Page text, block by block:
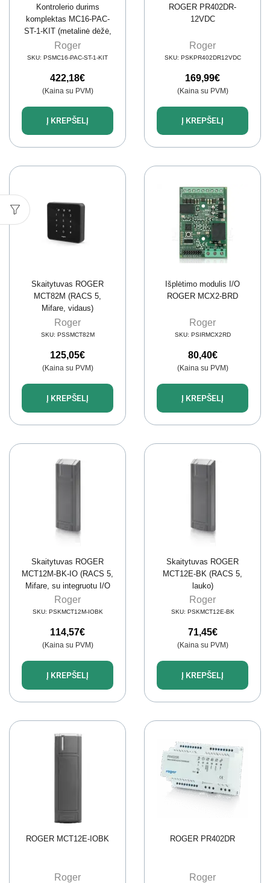
Kontrolerio durims
komplektas MC16-PAC-
ST-1-KIT (metalinė dėžė,
PS4D, MCX4D)
Roger
SKU: PSMC16-PAC-ST-1-KIT
422,18€
(Kaina su PVM)
Į KREPŠELĮ
ROGER PR402DR-
12VDC
Roger
SKU: PSKPR402DR12VDC
169,99€
(Kaina su PVM)
Į KREPŠELĮ
Skaitytuvas ROGER
MCT82M (RACS 5,
Mifare, vidaus)
Roger
SKU: PSSMCT82M
125,05€
(Kaina su PVM)
Į KREPŠELĮ
Išplėtimo modulis I/O
ROGER MCX2-BRD
Roger
SKU: PSIRMCX2RD
80,40€
(Kaina su PVM)
Į KREPŠELĮ
Skaitytuvas ROGER
MCT12M-BK-IO (RACS 5,
Mifare, su integruotu I/O
reliniu moduliu, lauko)
Roger
SKU: PSKMCT12M-IOBK
114,57€
(Kaina su PVM)
Į KREPŠELĮ
Skaitytuvas ROGER
MCT12E-BK (RACS 5,
lauko)
Roger
SKU: PSKMCT12E-BK
71,45€
(Kaina su PVM)
Į KREPŠELĮ
ROGER MCT12E-IOBK
Roger
ROGER PR402DR
Roger